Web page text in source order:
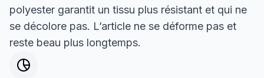
polyester garantit un tissu plus résistant et qui ne
se décolore pas. L’article ne se déforme pas et
reste beau plus longtemps.